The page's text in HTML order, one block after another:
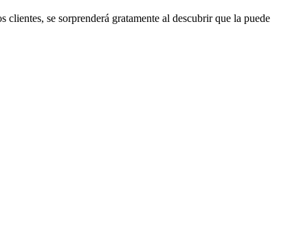
clientes, se sorprenderá gratamente al descubrir que la puede